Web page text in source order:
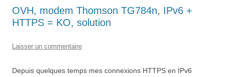
OVH, modem Thomson TG784n, IPv6 +
HTTPS = KO, solution
Laisser un commentaire
Depuis quelques temps mes connexions HTTPS en IPv6